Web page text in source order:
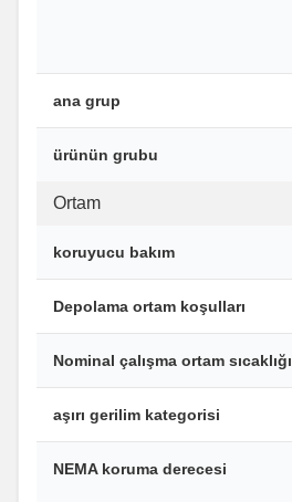
ana grup
ürünün grubu
Ortam
koruyucu bakım
Depolama ortam koşulları
Nominal çalışma ortam sıcaklığı
aşırı gerilim kategorisi
NEMA koruma derecesi